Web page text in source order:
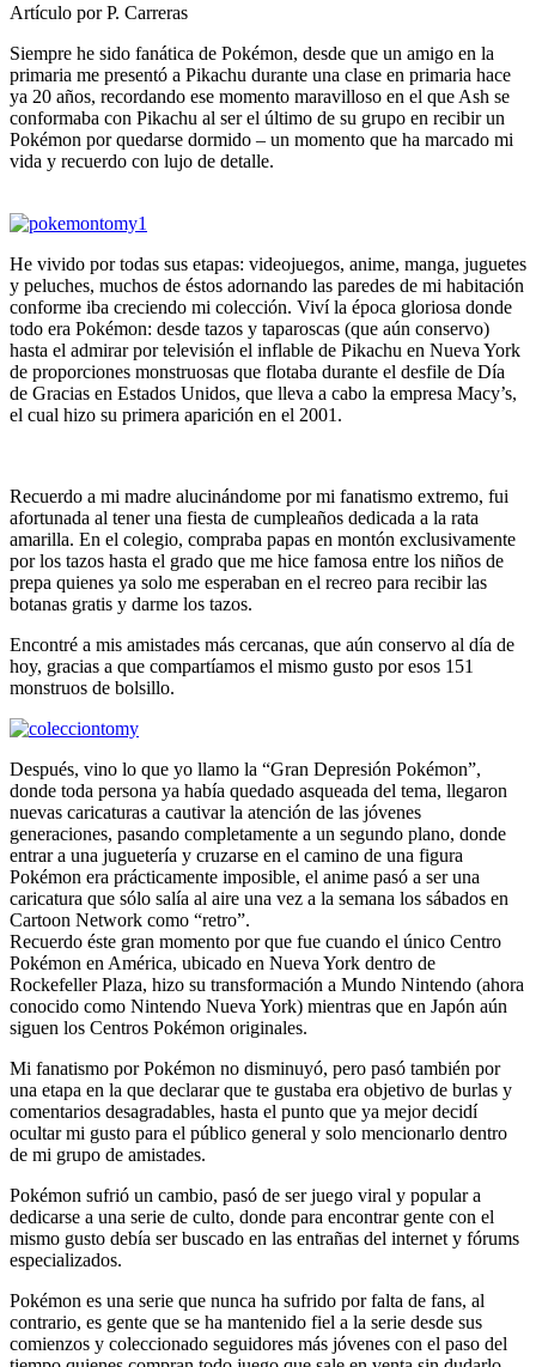
Artículo por P. Carreras
Siempre he sido fanática de Pokémon, desde que un amigo en la
primaria me presentó a Pikachu durante una clase en primaria hace
ya 20 años, recordando ese momento maravilloso en el que Ash se
conformaba con Pikachu al ser el último de su grupo en recibir un
Pokémon por quedarse dormido – un momento que ha marcado mi
vida y recuerdo con lujo de detalle.
He vivido por todas sus etapas: videojuegos, anime, manga, juguetes
y peluches, muchos de éstos adornando las paredes de mi habitación
conforme iba creciendo mi colección. Viví la época gloriosa donde
todo era Pokémon: desde tazos y taparoscas (que aún conservo)
hasta el admirar por televisión el inflable de Pikachu en Nueva York
de proporciones monstruosas que flotaba durante el desfile de Día
de Gracias en Estados Unidos, que lleva a cabo la empresa Macy’s,
el cual hizo su primera aparición en el 2001.
Recuerdo a mi madre alucinándome por mi fanatismo extremo, fui
afortunada al tener una fiesta de cumpleaños dedicada a la rata
amarilla. En el colegio, compraba papas en montón exclusivamente
por los tazos hasta el grado que me hice famosa entre los niños de
prepa quienes ya solo me esperaban en el recreo para recibir las
botanas gratis y darme los tazos.
Encontré a mis amistades más cercanas, que aún conservo al día de
hoy, gracias a que compartíamos el mismo gusto por esos 151
monstruos de bolsillo.
Después, vino lo que yo llamo la “Gran Depresión Pokémon”,
donde toda persona ya había quedado asqueada del tema, llegaron
nuevas caricaturas a cautivar la atención de las jóvenes
generaciones, pasando completamente a un segundo plano, donde
entrar a una juguetería y cruzarse en el camino de una figura
Pokémon era prácticamente imposible, el anime pasó a ser una
caricatura que sólo salía al aire una vez a la semana los sábados en
Cartoon Network como “retro”.
Recuerdo éste gran momento por que fue cuando el único Centro
Pokémon en América, ubicado en Nueva York dentro de
Rockefeller Plaza, hizo su transformación a Mundo Nintendo (ahora
conocido como Nintendo Nueva York) mientras que en Japón aún
siguen los Centros Pokémon originales.
Mi fanatismo por Pokémon no disminuyó, pero pasó también por
una etapa en la que declarar que te gustaba era objetivo de burlas y
comentarios desagradables, hasta el punto que ya mejor decidí
ocultar mi gusto para el público general y solo mencionarlo dentro
de mi grupo de amistades.
Pokémon sufrió un cambio, pasó de ser juego viral y popular a
dedicarse a una serie de culto, donde para encontrar gente con el
mismo gusto debía ser buscado en las entrañas del internet y fórums
especializados.
Pokémon es una serie que nunca ha sufrido por falta de fans, al
contrario, es gente que se ha mantenido fiel a la serie desde sus
comienzos y coleccionado seguidores más jóvenes con el paso del